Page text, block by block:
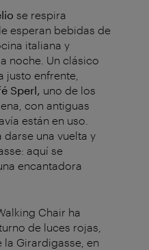
se respira
esperan bebidas de
italiana y
noche. Un clásico
justo enfrente,
Sperl, uno de los
con antiguas
están en uso.
una vuelta y
aquí se
una encantadora
Chair ha
de luces rojas,
la Girardigasse, en